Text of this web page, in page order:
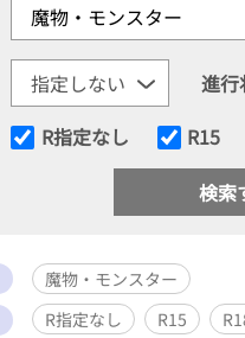
進行
R指定なし R15
魔物・モンスター
R指定なし R15